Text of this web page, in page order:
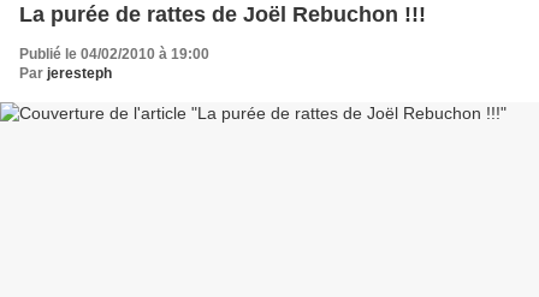
La purée de rattes de Joël Rebuchon !!!
Publié le 04/02/2010 à 19:00
Par jeresteph